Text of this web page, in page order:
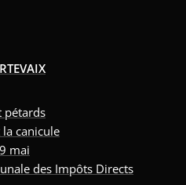
pétards
canicule
mai
des Impôts Directs